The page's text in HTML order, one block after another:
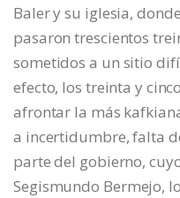
Baler y su iglesia,
pasaron trescientos
sometidos a un sitio
efecto, los treinta y
afrontar la más
a incertidumbre, falta
parte del gobierno,
Segismundo Bermejo,